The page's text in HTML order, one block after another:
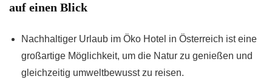
auf einen Blick
Nachhaltiger Urlaub im Öko Hotel in Österreich ist eine
großartige Möglichkeit, um die Natur zu genießen und
gleichzeitig umweltbewusst zu reisen.